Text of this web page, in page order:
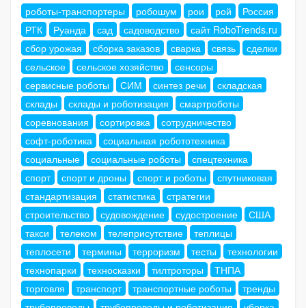
роботы-транспортеры
робошум рои рой
Россия
РТК
Руанда сад садоводство
сайт RoboTrends.ru
сбор урожая
сборка заказов сварка связь
сделки
сельское
сельское хозяйство
сенсоры
сервисные роботы
СИМ синтез речи
складская
склады
склады и роботизация
смартроботы
соревнования
сортировка
сотрудничество
софт-роботика
социальная робототехника
социальные
социальные роботы
спецтехника
спорт
спорт и дроны спорт и роботы
спутниковая
стандартизация
статистика
стратегии
строительство
судовождение судостроение
США
такси
телеком телеприсутствие
теплицы
теплосети
термины терроризм тесты
технологии
технопарки
техносказки тилтроторы
ТНПА
торговля
транспорт транспортные роботы
тренды